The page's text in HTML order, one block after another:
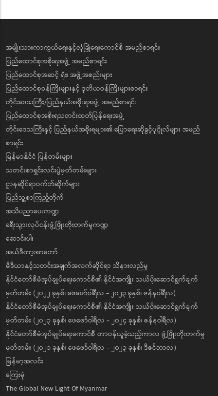
အမျိုးသားကာကွယ်ရေးနှင့်လုံခြုံရေးကောင်စီ အမည်စာရင်း
ပြည်ထောင်စုအစိုးရအဖွဲ့ အမည်စာရင်း
ပြည်ထောင်စုအဆင့် ရုံး၊ အဖွဲ့အစည်းများ
ပြည်ထောင်စုဝန်ကြီးများနှင့် ဒုတိယဝန်ကြီးများစာရင်း
တိုင်းဒေသကြီး/ပြည်နယ်အစိုးရအဖွဲ့ အမည်စာရင်း
ပြည်ထောင်စုအစိုးရသတင်းထုတ်ပြန်ရေးအဖွဲ့
တိုင်းဒေသကြီးနှင့် ပြည်နယ်အစိုးရများ၏ ပြောရေးဆိုခွင့်ပုဂ္ဂိုလ်များ အမည်
စာရင်း
မြန်မာနိုင်ငံ ပြန်တမ်းများ
သတင်းစာရှင်းလင်းပွဲမှတ်တမ်းများ
ဌာနဆိုင်ရာဝက်ဘ်ဆိုက်များ
ပြည်သူ့စာကြည့်တိုက်
အသိပညာပေးကဏ္ဍ
ခရီးသွားလုပ်ငန်းဖွံ့ဖြိုးတိုးတက်မှုကဏ္ဍ
ဆောင်းပါး
အယ်ဒီတာ့အာဘော်
မီဒီယာနှင့်သတင်းအချက်အလက်ဆိုင်ရာ သိနားလည်မှု
နိုင်ငံတော်စီမံအုပ်ချုပ်ရေးကောင်စီ၏ နိုင်ငံအကျိုး သယ်ပိုးဆောင်ရွက်ချက်
မှတ်တမ်း (၂၀၂၂ ခုနှစ်၊ ဖေဖော်ဝါရီလ - ၂၀၂၃ ခုနှစ်၊ ဇန်နဝါရီလ)
နိုင်ငံတော်စီမံအုပ်ချုပ်ရေးကောင်စီ၏ နိုင်ငံအကျိုး သယ်ပိုးဆောင်ရွက်ချက်
မှတ်တမ်း (၂၀၂၃ ခုနှစ်၊ ဖေဖော်ဝါရီလ - ၂၀၂၄ ခုနှစ်၊ ဇန်နဝါရီလ)
နိုင်ငံတော်စီမံအုပ်ချုပ်ရေးကောင်စီ တာဝန်ယူခဲ့သည့်ကာလ ဖွံ့ဖြိုးတိုးတက်မှု
မှတ်တမ်း (၂၀၂၁ ခုနှစ်၊ ဖေဖော်ဝါရီလ - ၂၀၂၃ ခုနှစ်၊ ဒီဇင်ဘာလ)
မြန်မာ့အလင်း
ကြေးမုံ
The Global New Light Of Myanmar